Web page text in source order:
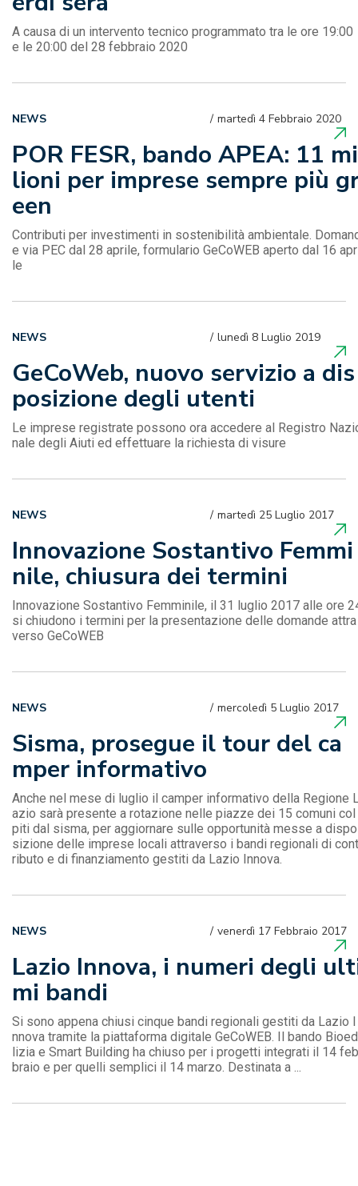
A causa di un intervento tecnico programmato tra le ore 19:00
e le 20:00 del 28 febbraio 2020
POR FESR, bando APEA: 11 mi
lioni per imprese sempre più
een
martedì 4 Febbraio 2020
NEWS
Contributi per investimenti in sostenibilità ambientale.
e via PEC dal 28 aprile, formulario GeCoWEB aperto dal 16
le
GeCoWeb, nuovo servizio a dis
posizione degli utenti
lunedì 8 Luglio 2019
NEWS
Le imprese registrate possono ora accedere al Registro
nale degli Aiuti ed effettuare la richiesta di visure
Innovazione Sostantivo Femmi
nile, chiusura dei termini
martedì 25 Luglio 2017
NEWS
Innovazione Sostantivo Femminile, il 31 luglio 2017 alle ore
si chiudono i termini per la presentazione delle domande attra
verso GeCoWEB
Sisma, prosegue il tour del ca
mper informativo
mercoledì 5 Luglio 2017
NEWS
Anche nel mese di luglio il camper informativo della Regione
azio sarà presente a rotazione nelle piazze dei 15 comuni col
piti dal sisma, per aggiornare sulle opportunità messe a dispo
sizione delle imprese locali attraverso i bandi regionali di cont
ributo e di finanziamento gestiti da Lazio Innova.
Lazio Innova, i numeri degli
mi bandi
venerdì 17 Febbraio 2017
NEWS
Si sono appena chiusi cinque bandi regionali gestiti da Lazio I
nnova tramite la piattaforma digitale GeCoWEB. Il bando
lizia e Smart Building ha chiuso per i progetti integrati il 14 feb
braio e per quelli semplici il 14 marzo. Destinata a ...